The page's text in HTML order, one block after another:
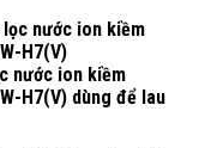
nước ion kiềm
H7(V) dùng để lau